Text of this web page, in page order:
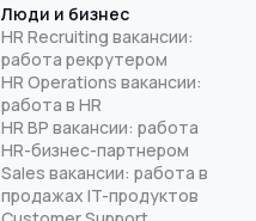
Люди и бизнес
HR Recruiting вакансии:
работа рекрутером
HR Operations вакансии:
работа в HR
HR BP вакансии: работа
HR-бизнес-партнером
Sales вакансии: работа в
продажах IT-продуктов